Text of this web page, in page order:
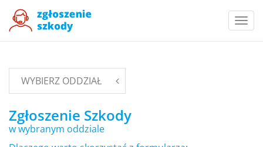
WYBIERZ ODDZIAŁ
Zgłoszenie Szkody
w wybranym oddziale